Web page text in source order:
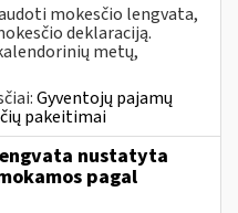
mokesčio lengvata,
deklaraciją.
metų,
Gyventojų pajamų
pakeitimai
nustatyta
pagal